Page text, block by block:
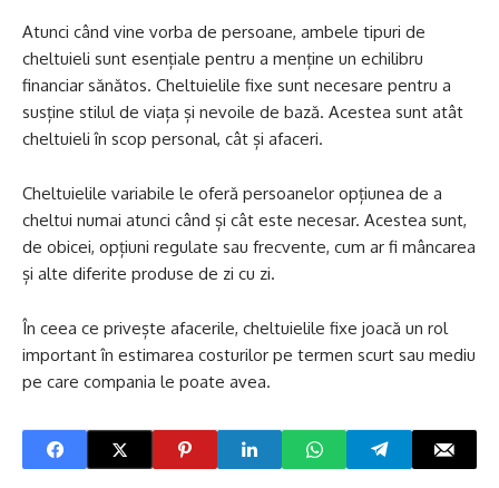
Atunci când vine vorba de persoane, ambele tipuri de
cheltuieli sunt esențiale pentru a menține un echilibru
financiar sănătos. Cheltuielile fixe sunt necesare pentru a
susține stilul de viața și nevoile de bază. Acestea sunt atât
cheltuieli în scop personal, cât și afaceri.
Cheltuielile variabile le oferă persoanelor opțiunea de a
cheltui numai atunci când și cât este necesar. Acestea sunt,
de obicei, opțiuni regulate sau frecvente, cum ar fi mâncarea
și alte diferite produse de zi cu zi.
În ceea ce privește afacerile, cheltuielile fixe joacă un rol
important în estimarea costurilor pe termen scurt sau mediu
pe care compania le poate avea.